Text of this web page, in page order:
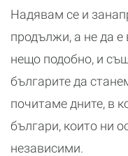
Надявам се и
продължи, а не да е
нещо подобно, и
българите да
почитаме дните, в
българи, които ни
независими.